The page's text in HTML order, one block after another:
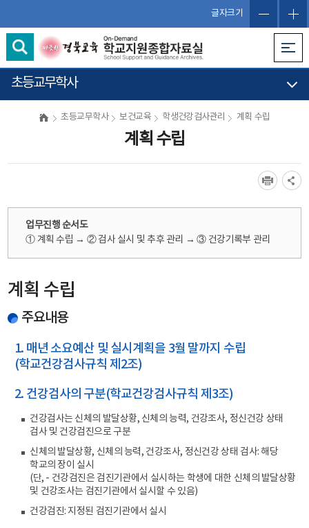
글자크기
초등교무학사
초등교무학사 보건교육 학생건강검사관리 계획 수립
계획 수립
업무진행 순서도
① 계획 수립 → ② 검사 실시 및 추후 관리 → ③ 건강기록부 관리
계획 수립
주요내용
1. 매년 소요예산 및 실시계획을 3월 말까지 수립
(학교건강검사규칙 제2조)
2. 건강검사의 구분(학교건강검사규칙 제3조)
건강검사는 신체의 발달상황, 신체의 능력, 건강조사, 정신건강 상태
검사 및 건강검진으로 구분
신체의 발달상황, 신체의 능력, 건강조사, 정신건강 상태 검사: 해당
학교의 장이 실시
(단, - 건강검진은 검진기관에서 실시하는 학생에 대한 신체의 발달상황
및 건강조사는 검진기관에서 실시할 수 있음)
건강검진: 지정된 검진기관에서 실시